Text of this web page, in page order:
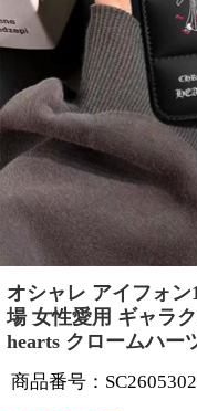
オシャレ アイフォ
場 女性愛用 ギャラ
hearts クロームハー
商品番号：